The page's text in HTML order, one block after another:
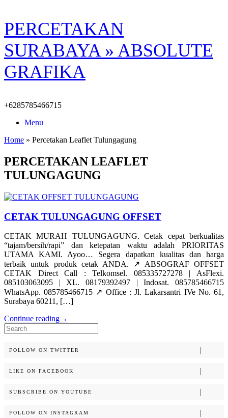
Skip
to
content
PERCETAKAN
SURABAYA » ABSOLUTE
GRAFIKA
+6285785466715
Menu
Home » Percetakan Leaflet Tulungagung
PERCETAKAN LEAFLET
TULUNGAGUNG
CETAK TULUNGAGUNG OFFSET
CETAK MURAH TULUNGAGUNG. Cetak cepat berkualitas
“tajam/bersih/rapi” dan ketepatan waktu adalah PRIORITAS
UTAMA KAMI. Ayoo… Segera dapatkan kualitas dan harga
terbaik untuk produk cetak ANDA. ↗️ ABSOGRAF OFFSET
CETAK Direct Call : Telkomsel. 085335727278 | AsFlexi.
085103063095 | XL. 08179392497 | Indosat. 085785466715
WhatsApp. 085785466715 ↗️ Office : Jl. Lakarsantri IVe No. 61,
Surabaya 60211, […]
Continue reading→
Search
for:
FOLLOW ON TWITTER
LIKE ON FACEBOOK
SUBSCRIBE ON YOUTUBE
FOLLOW ON INSTAGRAM